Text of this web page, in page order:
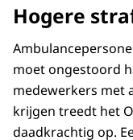
Hogere
moet ongestoord
medewerkers met
krijgen treedt het
daadkrachtig op.